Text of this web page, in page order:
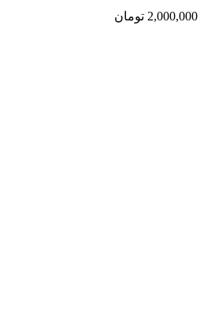
2,000,000 تومان